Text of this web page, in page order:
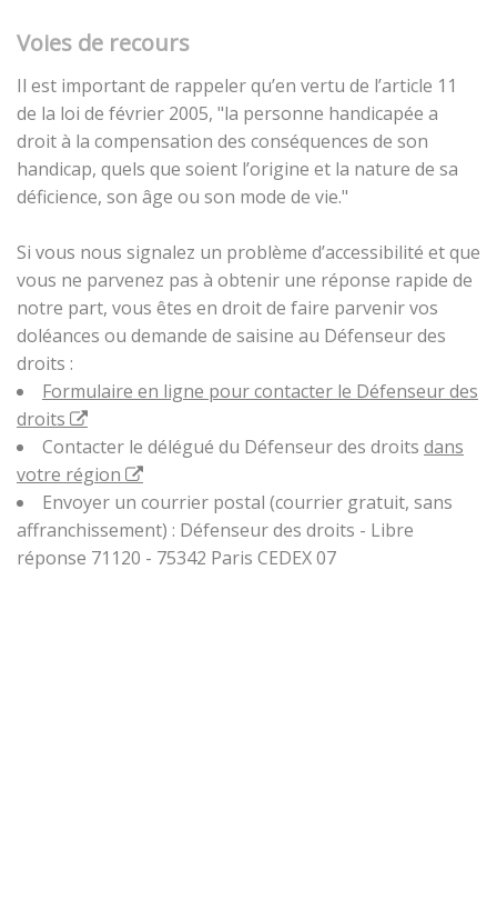
Voies de recours
Il est important de rappeler qu’en vertu de l’article 11
de la loi de février 2005, "la personne handicapée a
droit à la compensation des conséquences de son
handicap, quels que soient l’origine et la nature de sa
déficience, son âge ou son mode de vie."
Si vous nous signalez un problème d’accessibilité et que
vous ne parvenez pas à obtenir une réponse rapide de
notre part, vous êtes en droit de faire parvenir vos
doléances ou demande de saisine au Défenseur des
droits :
Formulaire en ligne pour contacter le Défenseur des
droits
Contacter le délégué du Défenseur des droits dans
votre région
Envoyer un courrier postal (courrier gratuit, sans
affranchissement) : Défenseur des droits - Libre
réponse 71120 - 75342 Paris CEDEX 07